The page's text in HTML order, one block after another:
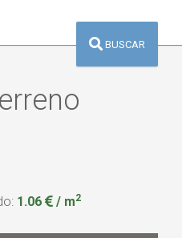
BUSCAR
1.06 / m2